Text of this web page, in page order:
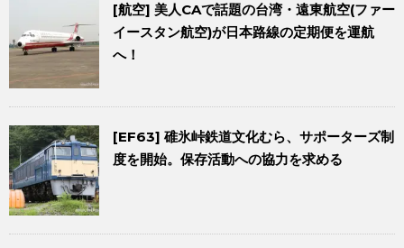
[航空] 美人CAで話題の台湾・遠東航空(ファー
イースタン航空)が日本路線の定期便を運航
へ！
[EF63] 碓氷峠鉄道文化むら、サポーターズ制
度を開始。保存活動への協力を求める